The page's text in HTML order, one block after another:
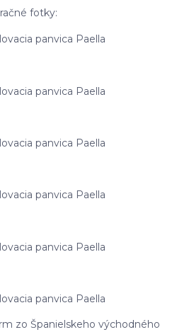
fotky:
zo Španielskeho východného